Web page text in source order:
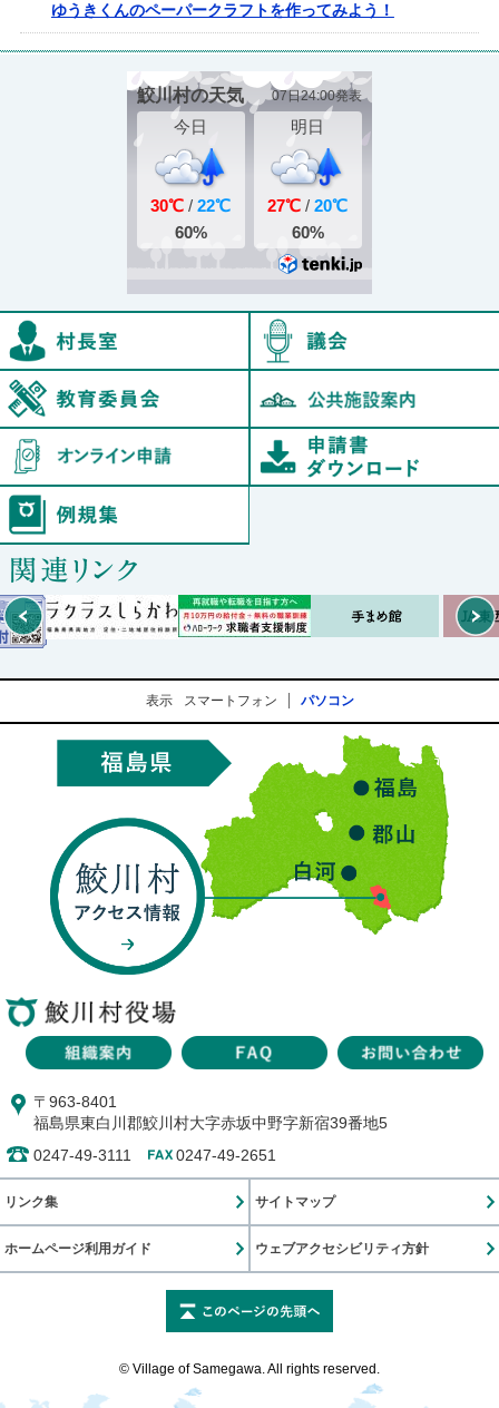
ゆうきくんのペーパークラフトを作ってみよう！
村長室
オンライン申請
Prev
表示 スマートフォン パソコン
〒963-8401
福島県東白川郡鮫川村大字赤坂中野字新宿39番地5
0247-49-3111
0247-49-2651
リンク集 サイトマップ
ホームページ利用ガイド ウェブアクセシビリティ方針
© Village of Samegawa. All rights reserved.